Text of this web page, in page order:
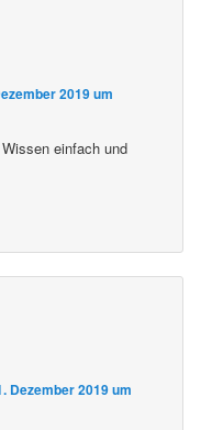
2019 um
einfach und
Dezember 2019 um